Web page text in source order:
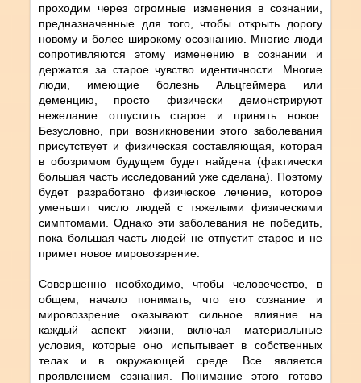
проходим через огромные изменения в сознании,
предназначенные для того, чтобы открыть дорогу
новому и более широкому осознанию. Многие люди
сопротивляются этому изменению в сознании и
держатся за старое чувство идентичности. Многие
люди, имеющие болезнь Альцгеймера или
деменцию, просто физически демонстрируют
нежелание отпустить старое и принять новое.
Безусловно, при возникновении этого заболевания
присутствует и физическая составляющая, которая
в обозримом будущем будет найдена (фактически
большая часть исследований уже сделана). Поэтому
будет разработано физическое лечение, которое
уменьшит число людей с тяжелыми физическими
симптомами. Однако эти заболевания не победить,
пока большая часть людей не отпустит старое и не
примет новое мировоззрение.
Совершенно необходимо, чтобы человечество, в
общем, начало понимать, что его сознание и
мировоззрение оказывают сильное влияние на
каждый аспект жизни, включая материальные
условия, которые оно испытывает в собственных
телах и в окружающей среде. Все является
проявлением сознания. Понимание этого готово